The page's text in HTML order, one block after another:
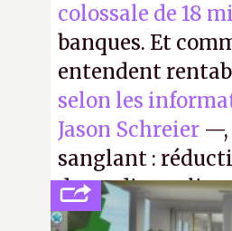
colossale de 18
banques. Et
entendent
selon les
Jason Schreier —,
sanglant :
de studios et
FCet Battlefield,